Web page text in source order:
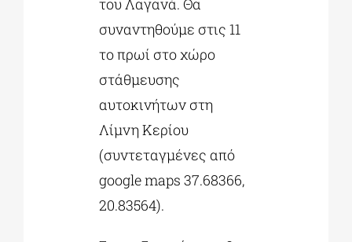
του Λαγανά. Θα
συναντηθούμε στις 11
το πρωί στο χώρο
στάθμευσης
αυτοκινήτων στη
Λίμνη Κερίου
(συντεταγμένες από
google maps 37.68366,
20.83564).